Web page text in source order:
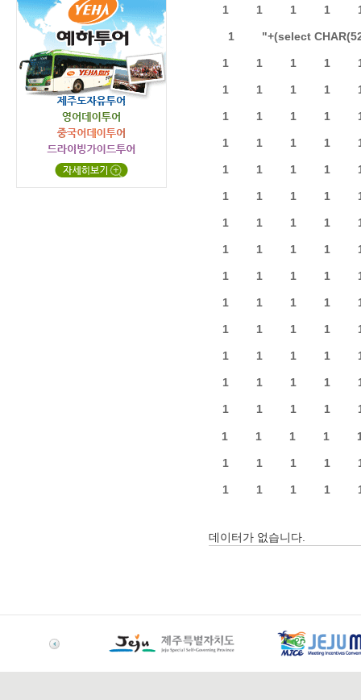
1 1 1 1
1 "+(select
1 1 1 1
1 1 1 1
1 1 1 1
1 1 1 1
1 1 1 1
1 1 1 1
1 1 1 1
1 1 1 1
1 1 1 1
1 1 1 1
1 1 1 1
1 1 1 1
1 1 1 1
1 1 1 1
1 1 1 1
1 1 1 1
1 1 1 1
데이터가 없습니다.